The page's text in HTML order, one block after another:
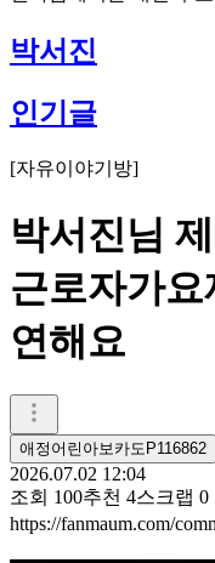
박서진
인기글
[자유이야기방]
박서진님
근로자가
연해요
애정어린아보카도P116862
2026.07.02 12:04
조회 100추천 4스크랩 0
https://fanmaum.com/